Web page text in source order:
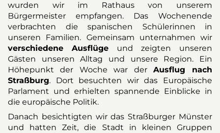
wurden wir im Rathaus von unserem
Bürgermeister empfangen. Das Wochenende
verbrachten die spanischen Schülerinnen in
unseren Familien. Gemeinsam unternahmen wir
verschiedene Ausflüge und zeigten unseren
Gästen unseren Alltag und unsere Region. Ein
Höhepunkt der Woche war der Ausflug nach
Straßburg. Dort besuchten wir das Europäische
Parlament und erhielten spannende Einblicke in
die europäische Politik.
Danach besichtigten wir das Straßburger Münster
und hatten Zeit, die Stadt in kleinen Gruppen